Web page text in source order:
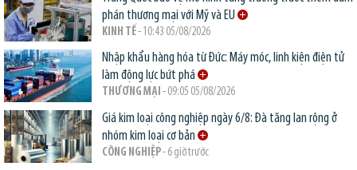
phán thương mại với Mỹ và EU
KINH TẾ- 10:43 05/08/2026
Nhập khẩu hàng hóa từ Đức: Máy móc, linh kiện điện tử
làm động lực bứt phá
THƯƠNG MẠI - 09:05 05/08/2026
Giá kim loại công nghiệp ngày 6/8: Đà tăng lan rộng ở
nhóm kim loại cơ bản
CÔNG NGHIỆP- 6 giờ trước